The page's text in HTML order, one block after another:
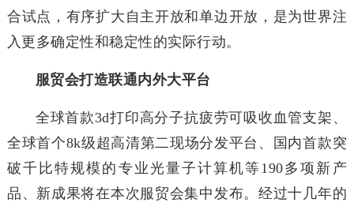
合试点，有序扩大自主开放和单边开放，是为世界注
入更多确定性和稳定性的实际行动。
服贸会打造联通内外大平台
全球首款3d打印高分子抗疲劳可吸收血管支架、
全球首个8k级超高清第二现场分发平台、国内首款突
破千比特规模的专业光量子计算机等190多项新产
品、新成果将在本次服贸会集中发布。经过十几年的